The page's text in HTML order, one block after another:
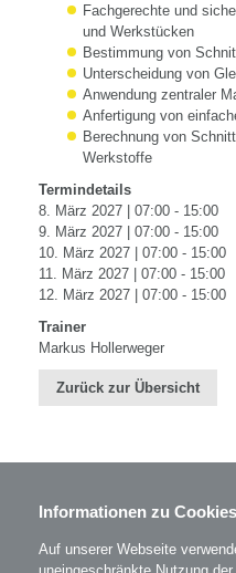
Fachgerechte und
und Werkstücken
Bestimmung von
Unterscheidung von
Anwendung zentraler
Anfertigung von
Berechnung von
Werkstoffe
Termindetails
8. März 2027 | 07:00 - 15:00
9. März 2027 | 07:00 - 15:00
10. März 2027 | 07:00 - 15:00
11. März 2027 | 07:00 - 15:00
12. März 2027 | 07:00 - 15:00
Trainer
Markus Hollerweger
Zurück zur Übersicht
BZL - Bildungszentrum
A-4860 Lenzing
T: 07672 701-3531
Informationen zu
Auf unserer Webseite